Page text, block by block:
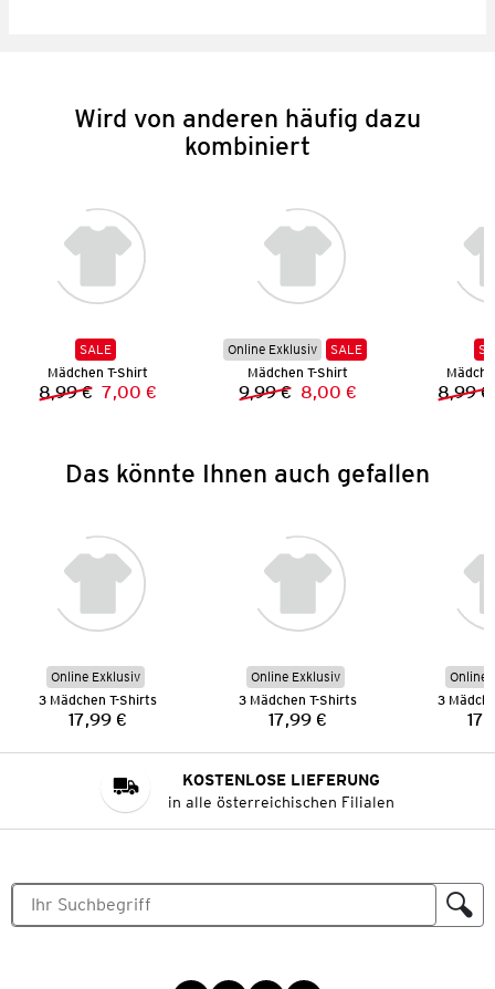
Wird von anderen häufig dazu
kombiniert
SALE
Mädchen T-Shirt
Vorheriger Preis:
8,99 € Neuer Preis:
7,00 €
Online Exklusiv
SALE
Mädchen T-Shirt
Vorheriger Preis:
9,99 € Neuer Preis:
8,00 € 8,99 €
Das könnte Ihnen auch gefallen
Online Exklusiv
3 Mädchen T-Shirts
Preis:
17,99 €
Online Exklusiv
3 Mädchen T-Shirts
Preis:
17,99 €
Online
3
KOSTENLOSE LIEFERUNG
in alle österreichischen Filialen